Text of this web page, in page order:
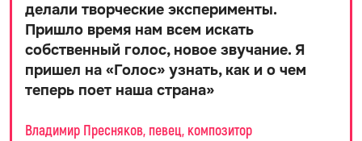
делали творческие эксперименты.
Пришло время нам всем искать
собственный голос, новое звучание. Я
пришел на «Голос» узнать, как и о чем
теперь поет наша страна»
Владимир Пресняков, певец, композитор